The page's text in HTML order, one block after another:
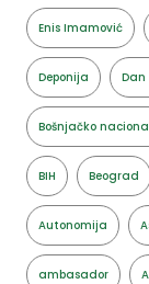
Enis Imamović
Deponija
Bošnjačko
BIH Beograd
Autonomija
ambasador